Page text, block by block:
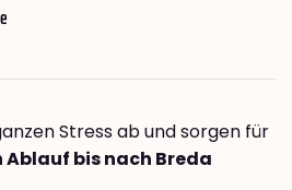
Stress ab und sorgen für
bis nach Breda